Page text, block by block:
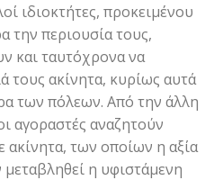
ιδιοκτήτες, προκειμένου
την περιουσία τους,
και ταυτόχρονα να
τους ακίνητα, κυρίως αυτά
των πόλεων. Από την άλλη
αγοραστές αναζητούν
ακίνητα, των οποίων η αξία
μεταβληθεί η υφιστάμενη